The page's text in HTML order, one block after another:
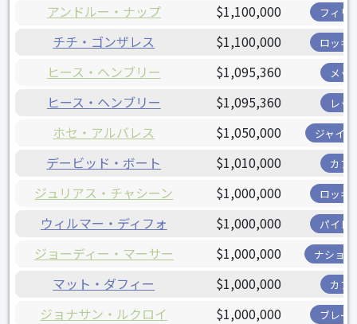
アンドルー・ナップ $1,100,000 フィリ
チチ・ゴンザレス $1,100,000 ロッキ
ヒース・ヘンブリー $1,095,360 メッ
ヒース・ヘンブリー $1,095,360 レッ
ホセ・アルバレス $1,050,000 ジャイ
デービッド・ボート $1,010,000 カブ
ジュリアス・チャシーン $1,000,000 ロッキ
ウィルマー・ディフォ $1,000,000 パイレ
ジョーディー・マーサー $1,000,000 ナショ
マット・ダフィー $1,000,000 カブ
ジョナサン・ルクロイ $1,000,000 ブレー